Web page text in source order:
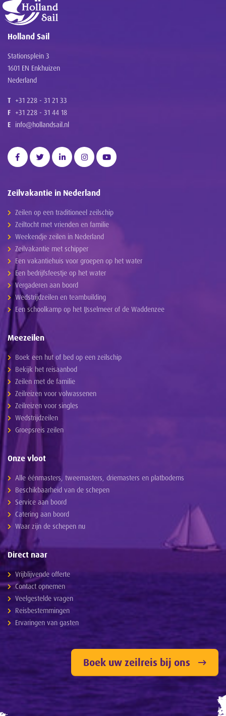
Holland Sail
Stationsplein 3
1601 EN Enkhuizen
Nederland
T +31 228 - 31 21 33
F +31 228 - 31 44 18
E info@hollandsail.nl
Zeilvakantie in Nederland
Zeilen op een traditioneel zeilschip
Zeiltocht met vrienden en familie
Weekendje zeilen in Nederland
Zeilvakantie met schipper
Een vakantiehuis voor groepen op het water
Een bedrijfsfeestje op het water
Vergaderen aan boord
Wedstrijdzeilen en teambuilding
Een schoolkamp op het IJsselmeer of de Waddenzee
Meezeilen
Boek een hut of bed op een zeilschip
Bekijk het reisaanbod
Zeilen met de familie
Zeilreizen voor volwassenen
Zeilreizen voor singles
Wedstrijdzeilen
Groepsreis zeilen
Onze vloot
Alle éénmasters, tweemasters, driemasters en platbodems
Beschikbaarheid van de schepen
Service aan boord
Catering aan boord
Waar zijn de schepen nu
Direct naar
Vrijblijvende offerte
Contact opnemen
Veelgestelde vragen
Reisbestemmingen
Ervaringen van gasten
Boek uw zeilreis bij ons